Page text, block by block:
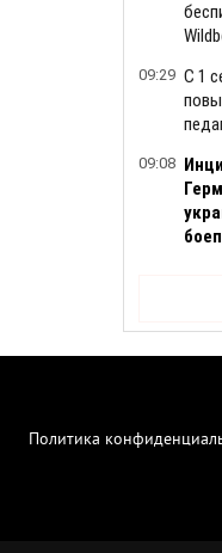
09:29 С 1
09:08
Политика